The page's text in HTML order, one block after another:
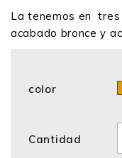
La tenemos en tres
acabado bronce y
color
Cantidad